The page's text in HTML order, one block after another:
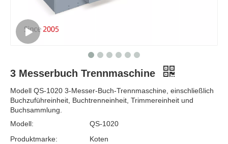
3 Messerbuch Trennmaschine
Modell QS-1020 3-Messer-Buch-Trennmaschine, einschließlich
Buchzuführeinheit, Buchtrenneinheit, Trimmereinheit und
Buchsammlung.
Modell:
QS-1020
Produktmarke:
Koten